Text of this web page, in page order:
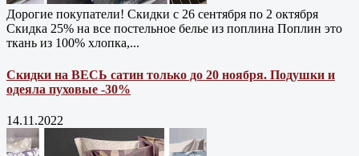
Дорогие покупатели! Скидки с 26 сентября по 2 октября
Скидка 25% на все постельное белье из поплина Поплин это
ткань из 100% хлопка,...
Скидки на ВЕСЬ сатин только до 20 ноября. Подушки и
одеяла пуховые -30%
14.11.2022